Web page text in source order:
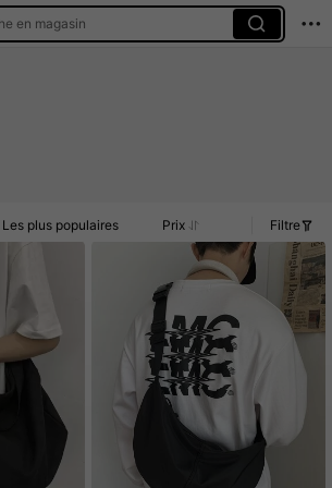
en magasin
men's bag
Les plus populaires Prix Filtre